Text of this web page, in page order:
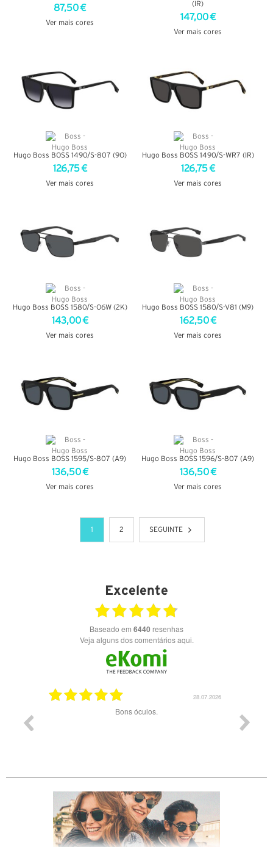
87,50 €
Ver mais cores
(IR)
147,00 €
Ver mais cores
Hugo Boss BOSS 1490/S-807 (9O)
126,75 €
Ver mais cores
Hugo Boss BOSS 1490/S-WR7 (IR)
126,75 €
Ver mais cores
Hugo Boss BOSS 1580/S-O6W (2K)
143,00 €
Ver mais cores
Hugo Boss BOSS 1580/S-V81 (M9)
162,50 €
Ver mais cores
Hugo Boss BOSS 1595/S-807 (A9)
136,50 €
Ver mais cores
Hugo Boss BOSS 1596/S-807 (A9)
136,50 €
Ver mais cores
1 2 SEGUINTE
Excelente
Baseado em 6440 resenhas
Veja alguns dos comentários aqui.
28.07.2026
Bons óculos.